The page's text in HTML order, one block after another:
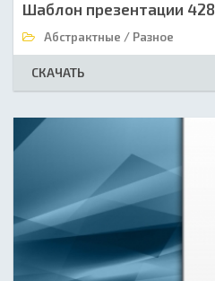
Шаблон презентации 428
Абстрактные / Разное
СКАЧАТЬ